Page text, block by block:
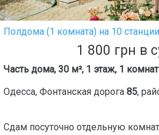
Полдома (1 комната) на 10
1 800 грн в
Часть дома, 30 м², 1 этаж, 1
Одесса, Фонтанская дорога 85,
Сдам посуточно отдельную